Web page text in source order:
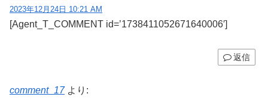
2023年12月24日 10:21 AM
[Agent_T_COMMENT id=’1738411052671640006′]
返信
comment_17 より: